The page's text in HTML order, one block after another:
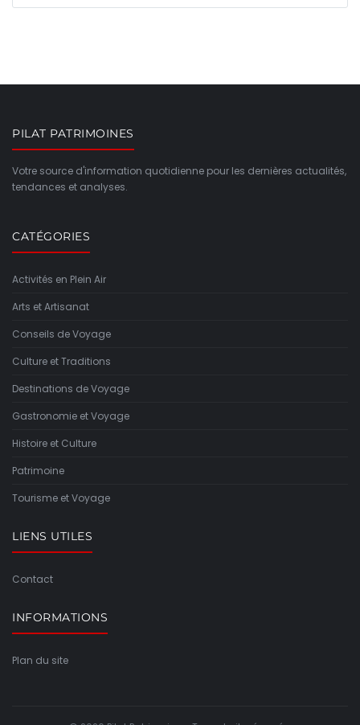
PILAT PATRIMOINES
Votre source d'information quotidienne pour les dernières actualités,
tendances et analyses.
CATÉGORIES
Activités en Plein Air
Arts et Artisanat
Conseils de Voyage
Culture et Traditions
Destinations de Voyage
Gastronomie et Voyage
Histoire et Culture
Patrimoine
Tourisme et Voyage
LIENS UTILES
Contact
INFORMATIONS
Plan du site